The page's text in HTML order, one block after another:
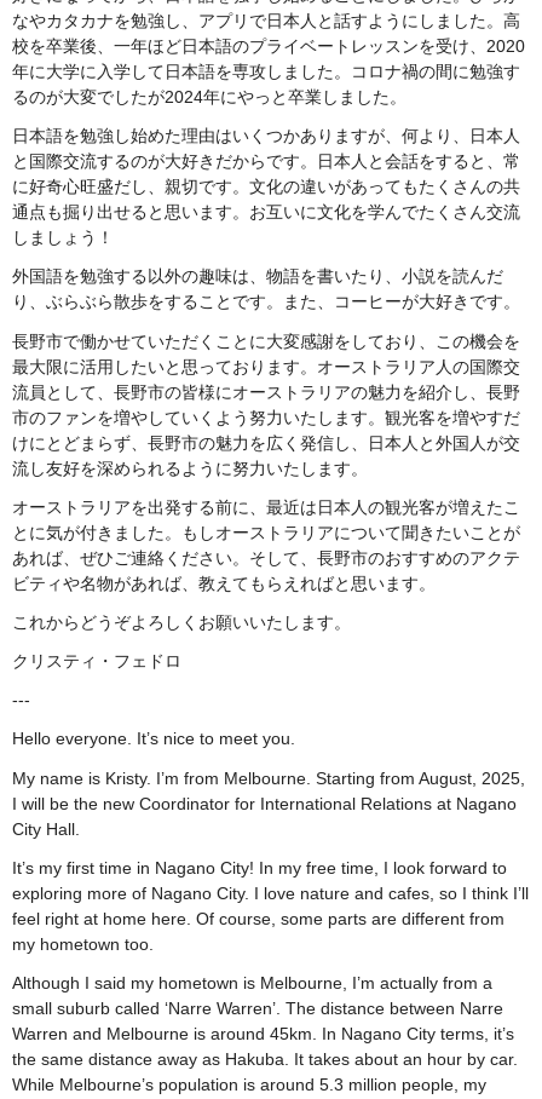
なやカタカナを勉強し、アプリで日本人と話すようにしました。高
校を卒業後、一年ほど日本語のプライベートレッスンを受け、2020
年に大学に入学して日本語を専攻しました。コロナ禍の間に勉強す
るのが大変でしたが2024年にやっと卒業しました。
日本語を勉強し始めた理由はいくつかありますが、何より、日本人
と国際交流するのが大好きだからです。日本人と会話をすると、常
に好奇心旺盛だし、親切です。文化の違いがあってもたくさんの共
通点も掘り出せると思います。お互いに文化を学んでたくさん交流
しましょう！
外国語を勉強する以外の趣味は、物語を書いたり、小説を読んだ
り、ぶらぶら散歩をすることです。また、コーヒーが大好きです。
長野市で働かせていただくことに大変感謝をしており、この機会を
最大限に活用したいと思っております。オーストラリア人の国際交
流員として、長野市の皆様にオーストラリアの魅力を紹介し、長野
市のファンを増やしていくよう努力いたします。観光客を増やすだ
けにとどまらず、長野市の魅力を広く発信し、日本人と外国人が交
流し友好を深められるように努力いたします。
オーストラリアを出発する前に、最近は日本人の観光客が増えたこ
とに気が付きました。もしオーストラリアについて聞きたいことが
あれば、ぜひご連絡ください。そして、長野市のおすすめのアクテ
ビティや名物があれば、教えてもらえればと思います。
これからどうぞよろしくお願いいたします。
クリスティ・フェドロ
---
Hello everyone. It’s nice to meet you.
My name is Kristy. I’m from Melbourne. Starting from August, 2025,
I will be the new Coordinator for International Relations at Nagano
City Hall.
It’s my first time in Nagano City! In my free time, I look forward to
exploring more of Nagano City. I love nature and cafes, so I think I’ll
feel right at home here. Of course, some parts are different from
my hometown too.
Although I said my hometown is Melbourne, I’m actually from a
small suburb called ‘Narre Warren’. The distance between Narre
Warren and Melbourne is around 45km. In Nagano City terms, it’s
the same distance away as Hakuba. It takes about an hour by car.
While Melbourne’s population is around 5.3 million people, my